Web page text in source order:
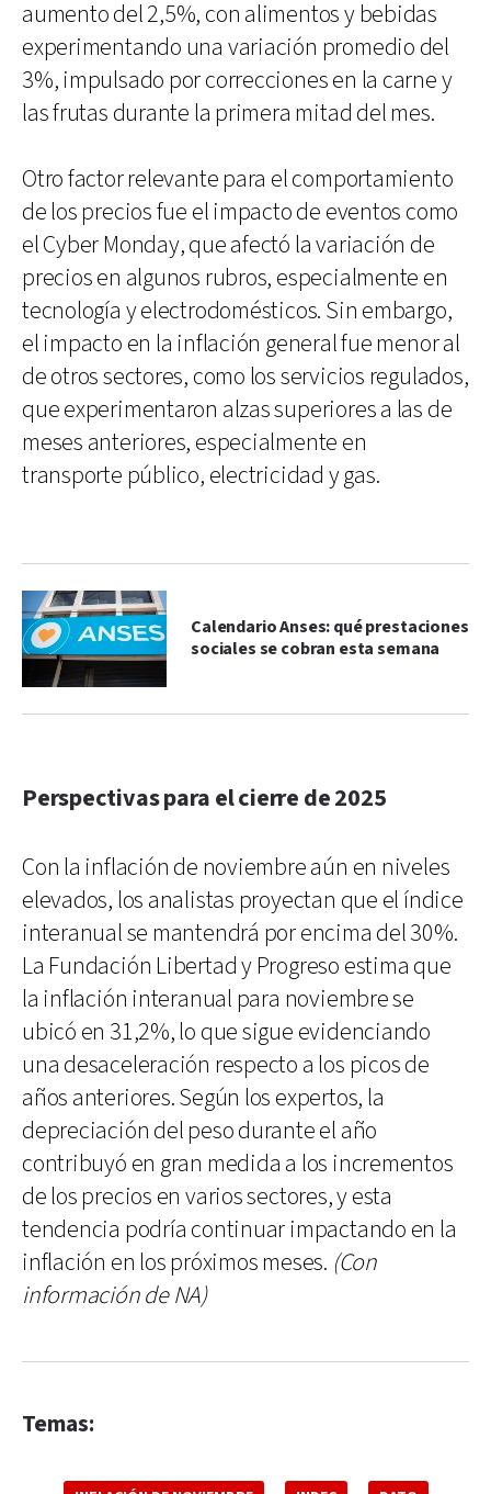
aumento del 2,5%, con alimentos y bebidas
experimentando una variación promedio del
3%, impulsado por correcciones en la carne y
las frutas durante la primera mitad del mes.
Otro factor relevante para el comportamiento
de los precios fue el impacto de eventos como
el Cyber Monday, que afectó la variación de
precios en algunos rubros, especialmente en
tecnología y electrodomésticos. Sin embargo,
el impacto en la inflación general fue menor al
de otros sectores, como los servicios regulados,
que experimentaron alzas superiores a las de
meses anteriores, especialmente en
transporte público, electricidad y gas.
Calendario Anses: qué prestaciones
sociales se cobran esta semana
Perspectivas para el cierre de 2025
Con la inflación de noviembre aún en niveles
elevados, los analistas proyectan que el índice
interanual se mantendrá por encima del 30%.
La Fundación Libertad y Progreso estima que
la inflación interanual para noviembre se
ubicó en 31,2%, lo que sigue evidenciando
una desaceleración respecto a los picos de
años anteriores. Según los expertos, la
depreciación del peso durante el año
contribuyó en gran medida a los incrementos
de los precios en varios sectores, y esta
tendencia podría continuar impactando en la
inflación en los próximos meses. (Con
información de NA)
Temas: